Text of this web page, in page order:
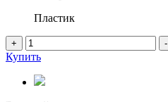
Пластик
+ -
Купить